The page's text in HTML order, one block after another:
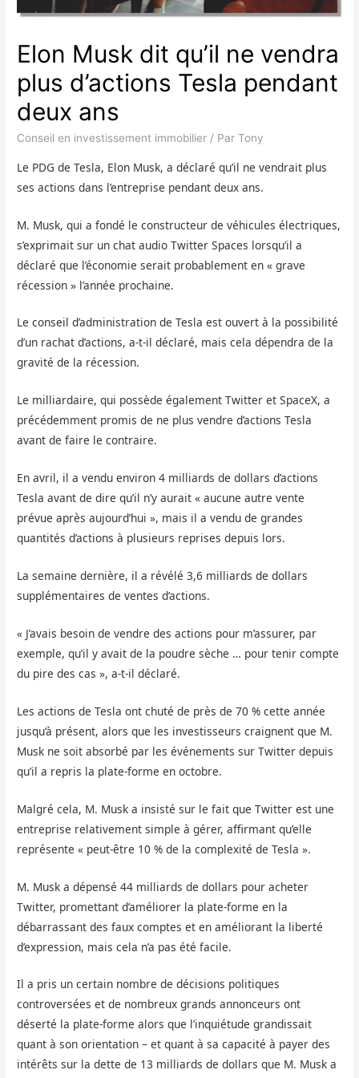
Elon Musk dit qu’il ne vendra
plus d’actions Tesla pendant
deux ans
Conseil en investissement immobilier / ParTony
Le PDG de Tesla, Elon Musk, a déclaré qu’il ne vendrait plus
ses actions dans l’entreprise pendant deux ans.
M. Musk, qui a fondé le constructeur de véhicules électriques,
s’exprimait sur un chat audio Twitter Spaces lorsqu’il a
déclaré que l’économie serait probablement en « grave
récession » l’année prochaine.
Le conseil d’administration de Tesla est ouvert à la possibilité
d’un rachat d’actions, a-t-il déclaré, mais cela dépendra de la
gravité de la récession.
Le milliardaire, qui possède également Twitter et SpaceX, a
précédemment promis de ne plus vendre d’actions Tesla
avant de faire le contraire.
En avril, il a vendu environ 4 milliards de dollars d’actions
Tesla avant de dire qu’il n’y aurait « aucune autre vente
prévue après aujourd’hui », mais il a vendu de grandes
quantités d’actions à plusieurs reprises depuis lors.
La semaine dernière, il a révélé 3,6 milliards de dollars
supplémentaires de ventes d’actions.
« J’avais besoin de vendre des actions pour m’assurer, par
exemple, qu’il y avait de la poudre sèche … pour tenir compte
du pire des cas », a-t-il déclaré.
Les actions de Tesla ont chuté de près de 70 % cette année
jusqu’à présent, alors que les investisseurs craignent que M.
Musk ne soit absorbé par les événements sur Twitter depuis
qu’il a repris la plate-forme en octobre.
Malgré cela, M. Musk a insisté sur le fait que Twitter est une
entreprise relativement simple à gérer, affirmant qu’elle
représente « peut-être 10 % de la complexité de Tesla ».
M. Musk a dépensé 44 milliards de dollars pour acheter
Twitter, promettant d’améliorer la plate-forme en la
débarrassant des faux comptes et en améliorant la liberté
d’expression, mais cela n’a pas été facile.
Il a pris un certain nombre de décisions politiques
controversées et de nombreux grands annonceurs ont
déserté la plate-forme alors que l’inquiétude grandissait
quant à son orientation – et quant à sa capacité à payer des
intérêts sur la dette de 13 milliards de dollars que M. Musk a